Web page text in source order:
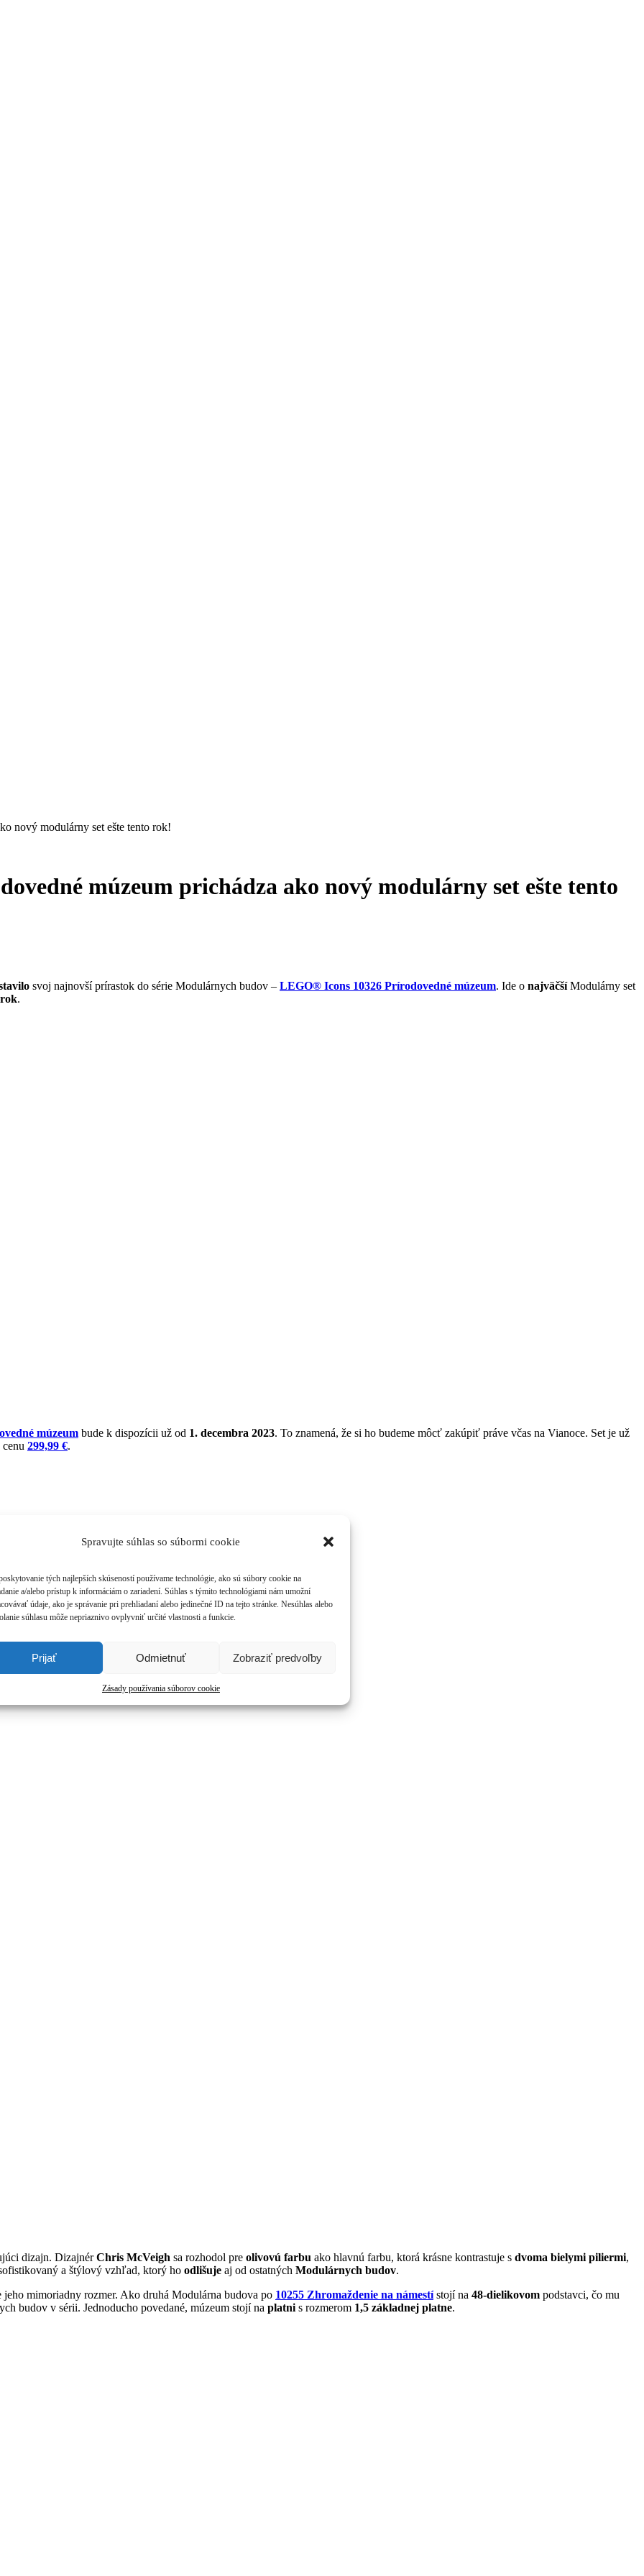
Spravujte súhlas so súbormi cookie
tých najlepších skúseností používame technológie, ako sú súbory cookie na
a/alebo prístup k informáciám o zariadení. Súhlas s týmito technológiami nám umožní
údaje, ako je správanie pri prehliadaní alebo jedinečné ID na tejto stránke. Nesúhlas alebo
súhlasu môže nepriaznivo ovplyvniť určité vlastnosti a funkcie.
Prijať Odmietnuť Zobraziť predvoľby
Zásady používania súborov cookie
nový modulárny set ešte tento rok!
múzeum prichádza ako nový modulárny set ešte tento
svoj najnovší prírastok do série Modulárnych budov – LEGO® Icons 10326 Prírodovedné múzeum. Ide o najväčšíModulárny set
.
múzeum bude k dispozícii už od 1. decembra 2023. To znamená, že si ho budeme môcť zakúpiť práve včas na Vianoce. Set je už
299,99 €.
dizajn. DizajnérChris McVeigh sa rozhodol pre olivovú farbu ako hlavnú farbu, ktorá krásne kontrastuje s dvoma bielymi piliermi,
a štýlový vzhľad, ktorý ho odlišuje aj od ostatných Modulárnych budov.
mimoriadny rozmer. Ako druhá Modulárna budova po 10255 Zhromaždenie na námestístojí na 48-dielikovom podstavci, čo mu
budov v sérii. Jednoducho povedané, múzeum stojí na platni s rozmerom 1,5 základnej platne.